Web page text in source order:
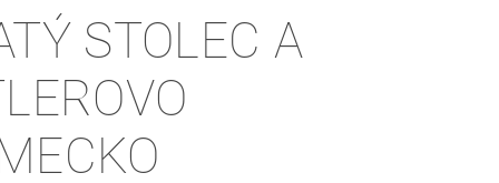
STOLEC A